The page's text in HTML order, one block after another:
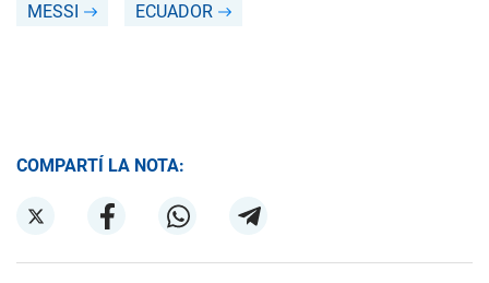
MESSI ECUADOR
COMPARTÍ LA NOTA: